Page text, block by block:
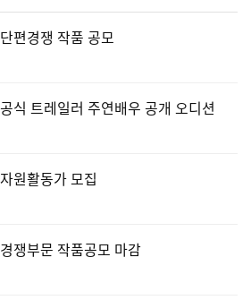
편경쟁 작품 공모
식 트레일러 주연배우 공개 오디션
원활동가 모집
쟁부문 작품공모 마감